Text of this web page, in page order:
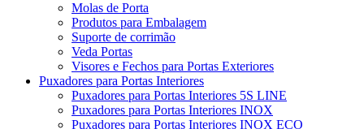
Molas de Porta
Produtos para Embalagem
Suporte de corrimão
Veda Portas
Visores e Fechos para Portas Exteriores
Puxadores para Portas Interiores
Puxadores para Portas Interiores 5S LINE
Puxadores para Portas Interiores INOX
Puxadores para Portas Interiores INOX ECO